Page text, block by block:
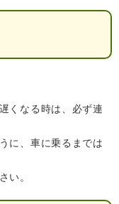
くなる時は、必ず連
に、車に乗るまでは
い。